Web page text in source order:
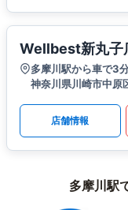
Wellbest新丸子
多摩川駅から車で3
神奈川県川崎市中
店舗情報
多摩川駅